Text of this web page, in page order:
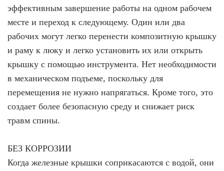
эффективным завершение работы на одном рабочем
месте и переход к следующему. Один или два
рабочих могут легко перенести композитную крышку
и раму к люку и легко установить их или открыть
крышку с помощью инструмента. Нет необходимости
в механическом подъеме, поскольку для
перемещения не нужно напрягаться. Кроме того, это
создает более безопасную среду и снижает риск
травм спины.
БЕЗ КОРРОЗИИ
Когда железные крышки соприкасаются с водой, они